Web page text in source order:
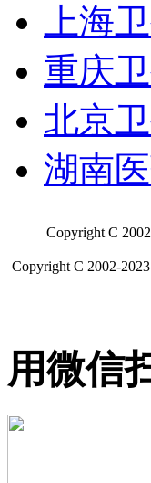
上海
重庆
北京
湖南
Copyright C
Copyright C 2002-
用微信